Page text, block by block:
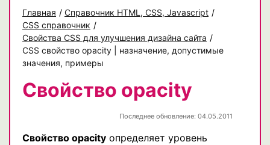
Главная / Cправочник HTML, CSS, Javascript /
CSS справочник /
Свойства CSS для улучшения дизайна сайта /
CSS свойство opacity | назначение, допустимые
значения, примеры
Свойство opacity
Последнее обновление: 04.05.2011
Свойство opacity определяет уровень